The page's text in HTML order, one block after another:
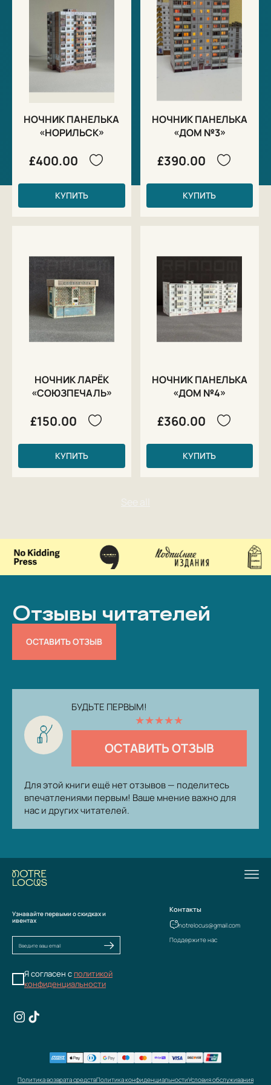
НОЧНИК ПАНЕЛЬКА
«НОРИЛЬСК»
£400.00
КУПИТЬ
НОЧНИК ПАНЕЛЬКА
«ДОМ №3»
£390.00
КУПИТЬ
НОЧНИК ЛАРЁК
«СОЮЗПЕЧАЛЬ»
£150.00
КУПИТЬ
НОЧНИК ПАНЕЛЬКА
«ДОМ №4»
£360.00
КУПИТЬ
Отзывы читателей
ОСТАВИТЬ ОТЗЫВ
БУДЬТЕ ПЕРВЫМ!
★★★★★
ОСТАВИТЬ ОТЗЫВ
Для этой книги ещё нет отзывов — поделитесь
впечатлениями первым! Ваше мнение важно для
нас и других читателей.
Узнавайте первыми о скидках и
ивентах
Я согласен с политикой
конфиденциальности
Контакты
notrelocus@gmail.com
Поддержите нас
Политика возврата средствПолитика конфиденциальностиУсловия обслуживания